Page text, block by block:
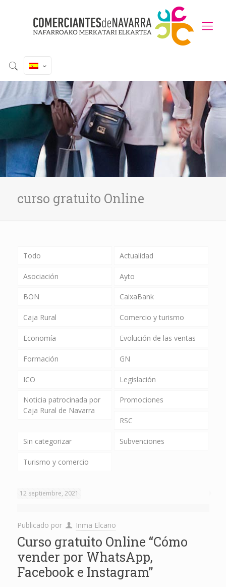
curso gratuito Online
Todo Actualidad
Asociación Ayto
BON CaixaBank
Caja Rural Comercio y turismo
Economía Evolución de las ventas
Formación GN
ICO Legislación
Noticia patrocinada por
Caja Rural de Navarra
Promociones
RSC
Sin categorizar Subvenciones
Turismo y comercio
12 septiembre, 2021
Publicado por Inma Elcano
Curso gratuito Online “Cómo
vender por WhatsApp,
Facebook e Instagram”